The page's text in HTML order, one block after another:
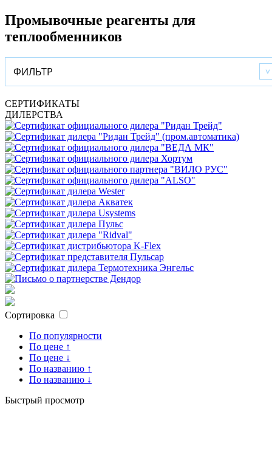
Промывочные реагенты для
теплообменников
ФИЛЬТР
СЕРТИФИКАТЫ
ДИЛЕРСТВА
Сортировка
По популярности
По цене ↑
По цене ↓
По названию ↑
По названию ↓
Быстрый просмотр